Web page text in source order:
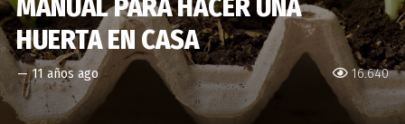
16.640
MANUAL PARA HACER UNA
HUERTA EN CASA
— 11 años ago